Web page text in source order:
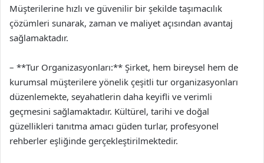
Müşterilerine hızlı ve güvenilir bir şekilde taşımacılık
çözümleri sunarak, zaman ve maliyet açısından avantaj
sağlamaktadır.
– **Tur Organizasyonları:** Şirket, hem bireysel hem de
kurumsal müşterilere yönelik çeşitli tur organizasyonları
düzenlemekte, seyahatlerin daha keyifli ve verimli
geçmesini sağlamaktadır. Kültürel, tarihi ve doğal
güzellikleri tanıtma amacı güden turlar, profesyonel
rehberler eşliğinde gerçekleştirilmektedir.